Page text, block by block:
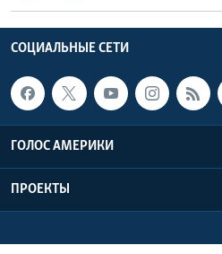
СОЦИАЛЬНЫЕ СЕТИ
ГОЛОС АМЕРИКИ
ПРОЕКТЫ